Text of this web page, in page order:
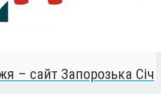
– сайт Запорозька Січ